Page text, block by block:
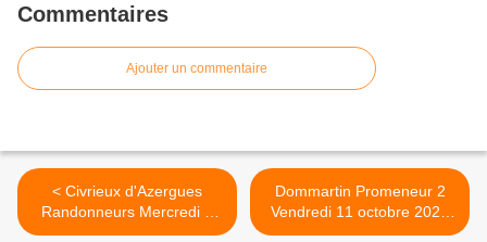
Commentaires
Ajouter un commentaire
< Civrieux d'Azergues
Randonneurs Mercredi 2
octobre OR 18705915
Dommartin Promeneur 2
Vendredi 11 octobre 2024
OR 19991674 >